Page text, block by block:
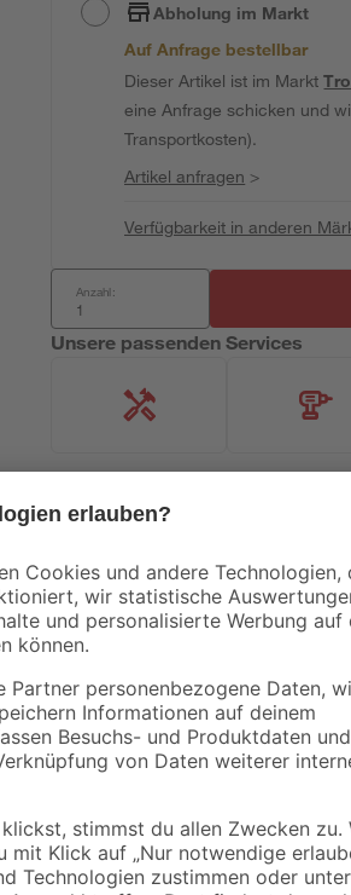
Abholung im Markt
Auf Anfrage bestellbar
Dieser Artikel ist im Markt
eine Anfrage schicken und
Transportkosten).
Artikel anfragen >
Verfügbarkeit in anderen
Anzahl:
Unsere passenden Services
Bestseller
Villeroy & Boch
Wand-WC